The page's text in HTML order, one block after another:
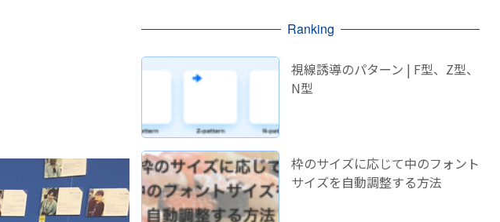
Ranking
視線誘導のパターン | F型、Z型、
N型
枠のサイズに応じて中のフォント
サイズを自動調整する方法